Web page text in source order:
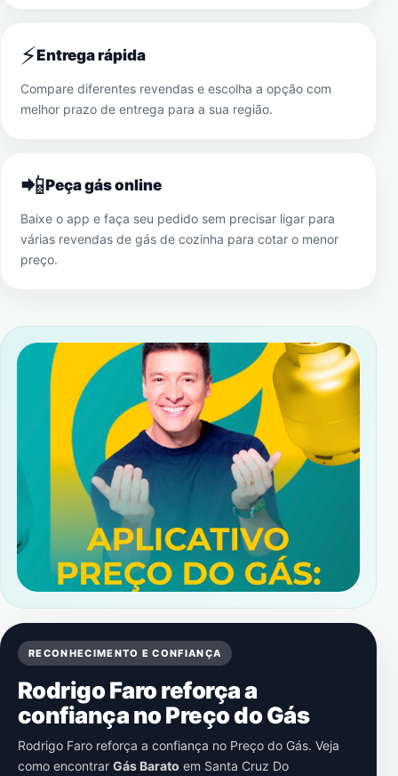
⚡Entrega rápida
Compare diferentes revendas e escolha a opção com
melhor prazo de entrega para a sua região.
📲Peça gás online
Baixe o app e faça seu pedido sem precisar ligar para
várias revendas de gás de cozinha para cotar o menor
preço.
RECONHECIMENTO E CONFIANÇA
Rodrigo Faro reforça a
confiança no Preço do Gás
Rodrigo Faro reforça a confiança no Preço do Gás. Veja
como encontrar Gás Barato em Santa Cruz Do